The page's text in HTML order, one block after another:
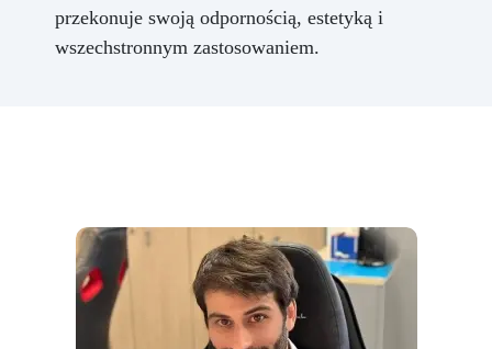
przekonuje swoją odpornością, estetyką i
wszechstronnym zastosowaniem.